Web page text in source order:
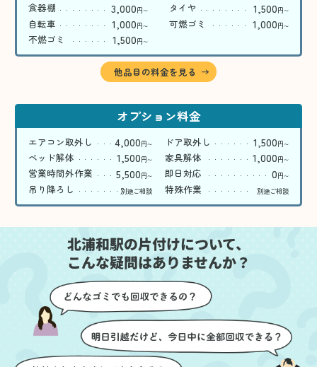
食器棚 3,000円〜 タイヤ 1,500円〜
自転車 1,000円〜 可燃ゴミ 1,000円〜
不燃ゴミ 1,500円〜
他品目の料金を見る
オプション料金
エアコン取外し 4,000円〜 ドア取外し 1,500円〜
ベッド解体 1,500円〜 家具解体 1,000円〜
営業時間外作業 5,500円〜 即日対応 0円〜
吊り降ろし 別途ご相談 特殊作業 別途ご相談
北浦和駅の片付けについて、
こんな疑問はありませんか？